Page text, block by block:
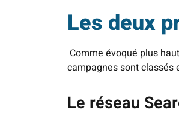
Les deux
Comme évoqué plus
campagnes sont classés
Le réseau